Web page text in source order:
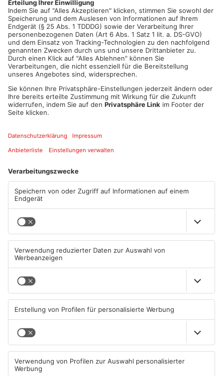
Artikel teilen
ANZEIGE
Offenbach
Wasserrohrbruch in
Offenbach - mehrere Keller
geflutet
08.08.2026, 15:18 UHR IN KREIS
OFFENBACH
Einbruch ins Seligenstädter
06.08.2026, 13:56 UHR IN KREIS
OFFENBACH